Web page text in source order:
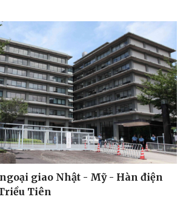
giao Nhật - Mỹ - Hàn điện
Tiên